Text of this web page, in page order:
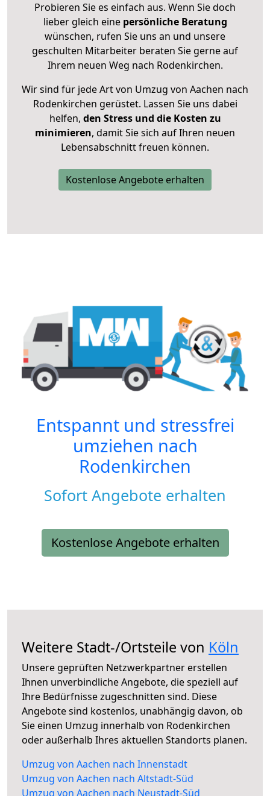
Probieren Sie es einfach aus. Wenn Sie doch
lieber gleich eine persönliche Beratung
wünschen, rufen Sie uns an und unsere
geschulten Mitarbeiter beraten Sie gerne auf
Ihrem neuen Weg nach Rodenkirchen.
Wir sind für jede Art von Umzug von Aachen nach
Rodenkirchen gerüstet. Lassen Sie uns dabei
helfen, den Stress und die Kosten zu
minimieren, damit Sie sich auf Ihren neuen
Lebensabschnitt freuen können.
Kostenlose Angebote erhalten
Entspannt und stressfrei
umziehen nach
Rodenkirchen
Sofort Angebote erhalten
Kostenlose Angebote erhalten
Weitere Stadt-/Ortsteile von Köln
Unsere geprüften Netzwerkpartner erstellen
Ihnen unverbindliche Angebote, die speziell auf
Ihre Bedürfnisse zugeschnitten sind. Diese
Angebote sind kostenlos, unabhängig davon, ob
Sie einen Umzug innerhalb von Rodenkirchen
oder außerhalb Ihres aktuellen Standorts planen.
Umzug von Aachen nach Innenstadt
Umzug von Aachen nach Altstadt-Süd
Umzug von Aachen nach Neustadt-Süd